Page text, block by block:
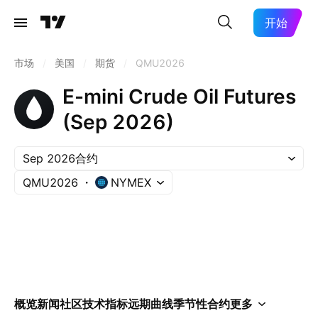
开始
市场 美国 期货 QMU2026
E-mini Crude Oil Futures
(Sep 2026)
Sep 2026合约
QMU2026
NYMEX
概览新闻社区技术指标远期曲线季节性合约更多